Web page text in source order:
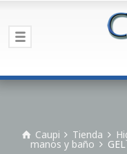
Caupi Tienda
manos y baño